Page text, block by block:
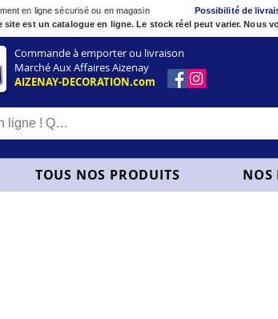
en ligne sécurisé ou en magasin Possibilité de
site est un catalogue en ligne. Le stock réel peut varier. Nous
Commande à emporter ou livraison
Marché Aux Affaires Aizenay
AIZENAY-DECORATION.com
TOUS NOS PRODUITS NOS